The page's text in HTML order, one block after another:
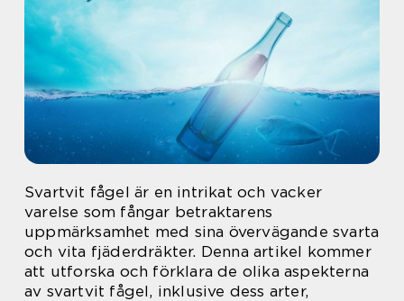
Svartvit fågel är en intrikat och vacker
varelse som fångar betraktarens
uppmärksamhet med sina övervägande svarta
och vita fjäderdräkter. Denna artikel kommer
att utforska och förklara de olika aspekterna
av svartvit fågel, inklusive dess arter,